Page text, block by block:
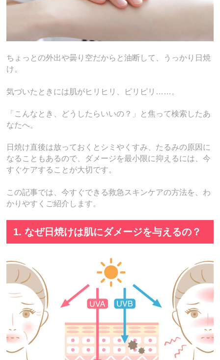
ちょっとの外出や曇り空だからと油断して、うっかり日焼
け。
気づいたときには肌がヒリヒリ、ピリピリ……。
「こんなとき、どうしたらいいの？」と焦って検索したあ
なたへ。
日焼け直後は放っておくとシミやくすみ、たるみの原因に
なることもあるので、ダメージを最小限に抑えるには、今
すぐケアすることが大切です。
この記事では、今すぐできる救急スキンケアの方法を、わ
かりやすくご紹介します。
1. なぜ日焼けは肌にダメージを与えるの？